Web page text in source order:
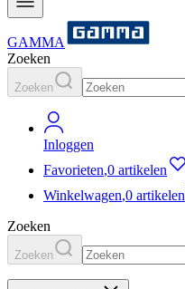
GAMMA
Zoeken
Zoeken
Inloggen
Favorieten,0 artikelen
Winkelwagen,0 artikelen
Zoeken
Zoeken